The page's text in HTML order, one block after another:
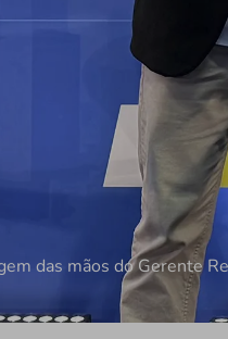
das mãos do Gerente